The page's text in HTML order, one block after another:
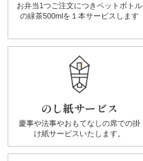
和
食》
ー
お弁当1つご注文につきペットボトル
の緑茶500mlを１本サービスします
のし紙サービス
慶事や法事やおもてなしの席での掛
け紙サービスいたします。